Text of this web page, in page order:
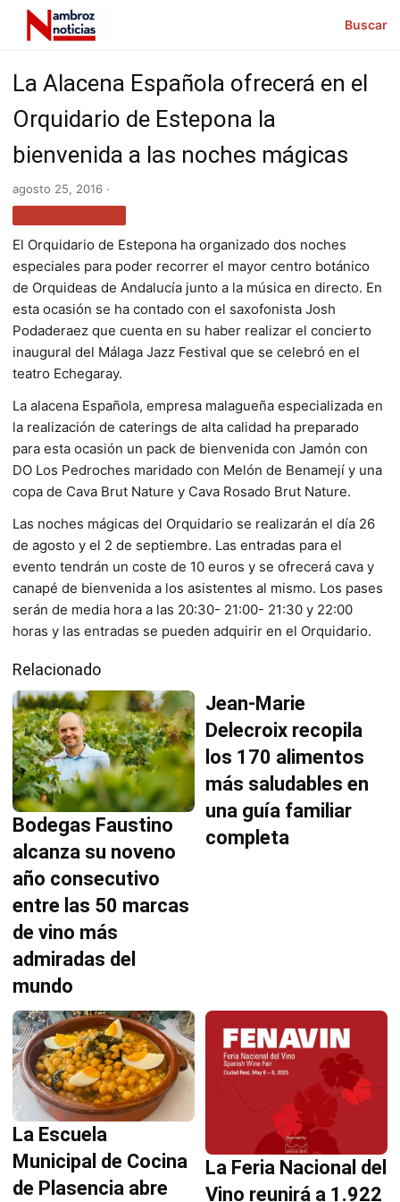
Buscar
La Alacena Española ofrecerá en el
Orquidario de Estepona la
bienvenida a las noches mágicas
agosto 25, 2016 ·
El Orquidario de Estepona ha organizado dos noches
especiales para poder recorrer el mayor centro botánico
de Orquideas de Andalucía junto a la música en directo. En
esta ocasión se ha contado con el saxofonista Josh
Podaderaez que cuenta en su haber realizar el concierto
inaugural del Málaga Jazz Festival que se celebró en el
teatro Echegaray.
La alacena Española, empresa malagueña especializada en
la realización de caterings de alta calidad ha preparado
para esta ocasión un pack de bienvenida con Jamón con
DO Los Pedroches maridado con Melón de Benamejí y una
copa de Cava Brut Nature y Cava Rosado Brut Nature.
Las noches mágicas del Orquidario se realizarán el día 26
de agosto y el 2 de septiembre. Las entradas para el
evento tendrán un coste de 10 euros y se ofrecerá cava y
canapé de bienvenida a los asistentes al mismo. Los pases
serán de media hora a las 20:30- 21:00- 21:30 y 22:00
horas y las entradas se pueden adquirir en el Orquidario.
Relacionado
Bodegas Faustino
alcanza su noveno
año consecutivo
entre las 50 marcas
de vino más
admiradas del
mundo
Jean-Marie
Delecroix recopila
los 170 alimentos
más saludables en
una guía familiar
completa
La Escuela
Municipal de Cocina
de Plasencia abre
La Feria Nacional del
Vino reunirá a 1.922